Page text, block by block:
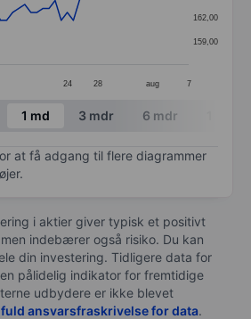
axis displaying categories.
axis displaying values. Data ranges
24 28 aug 7
159,00
162,00
chart.
1 md 3 mdr 6 mdr
at få adgang til flere diagrammer
i aktier giver typisk et positivt
indebærer også risiko. Du kan
din investering. Tidligere data for
pålidelig indikator for fremtidige
udbydere er ikke blevet
fuld ansvarsfraskrivelse for data.